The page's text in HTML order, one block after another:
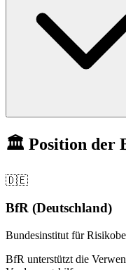
🏛️ Position der
🇩🇪
BfR (Deutschland)
Bundesinstitut für
BfR unterstützt die